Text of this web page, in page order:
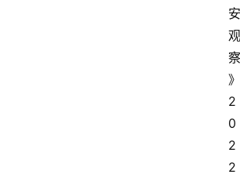
安
观
察
》
2
0
2
2